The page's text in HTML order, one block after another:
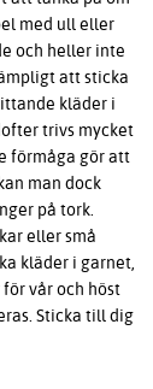
med ull eller
och heller inte
att sticka
kläder i
trivs mycket
förmåga gör att
man dock
på tork.
eller små
kläder i garnet,
vår och höst
Sticka till dig